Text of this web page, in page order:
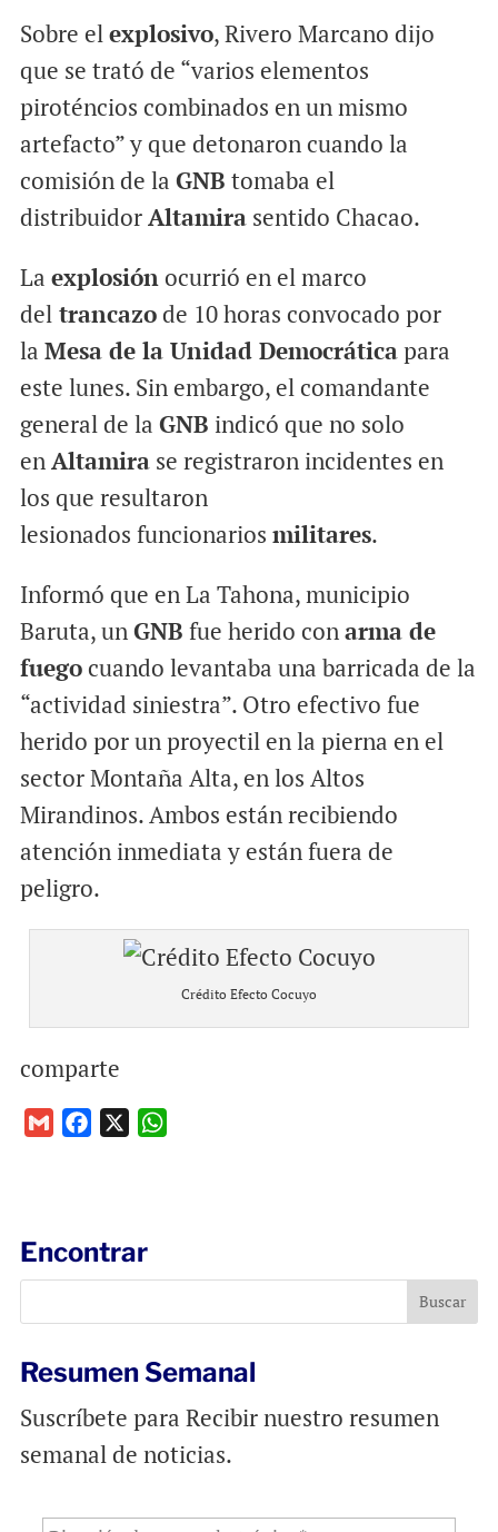
Sobre elexplosivo, Rivero Marcano dijo
que se trató de “varios elementos
piroténcios combinados en un mismo
artefacto” y que detonaron cuando la
comisión de la GNB tomaba el
distribuidorAltamirasentido Chacao.
La explosiónocurrió en el marco
deltrancazode 10 horas convocado por
la Mesa de la Unidad Democráticapara
este lunes. Sin embargo, el comandante
general de la GNB indicó que no solo
enAltamirase registraron incidentes en
los que resultaron
lesionados funcionarios militares.
Informó que en La Tahona, municipio
Baruta, unGNB fue herido conarma de
fuegocuando levantaba una barricada de la
“actividad siniestra”. Otro efectivo fue
herido por un proyectil en la pierna en el
sector Montaña Alta, en los Altos
Mirandinos. Ambos están recibiendo
atención inmediata y están fuera de
peligro.
Crédito Efecto Cocuyo
comparte
o
k
p
Encontrar
Resumen Semanal
Suscríbete para Recibir nuestro resumen
semanal de noticias.